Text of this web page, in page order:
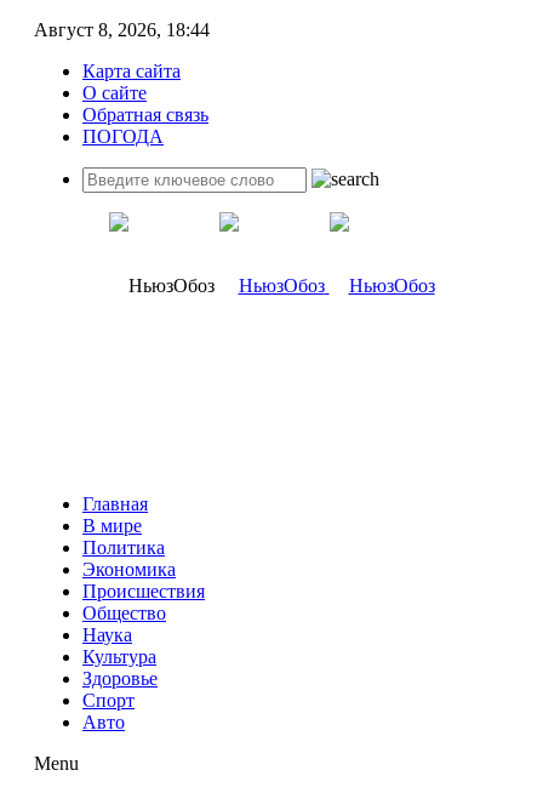
Август 8, 2026, 18:44
Карта сайта
О сайте
Обратная связь
ПОГОДА
Главная
В мире
Политика
Экономика
Происшествия
Общество
Наука
Культура
Здоровье
Спорт
Авто
Menu